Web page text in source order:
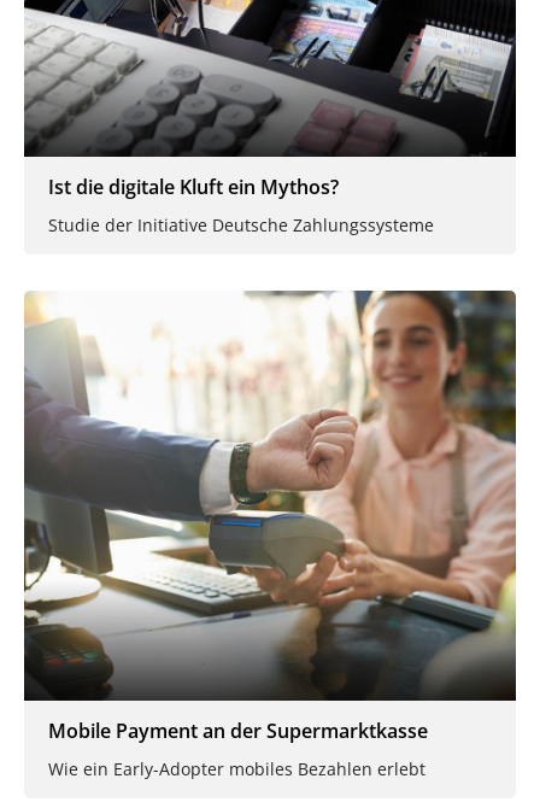
Ist die digitale Kluft ein Mythos?
Studie der Initiative Deutsche Zahlungssysteme
Mobile Payment an der Supermarktkasse
Wie ein Early-Adopter mobiles Bezahlen erlebt